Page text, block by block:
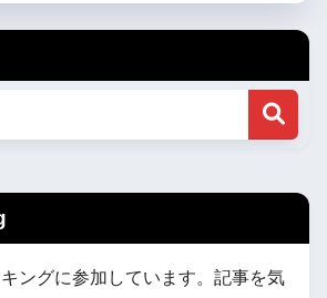
ングに参加しています。記事を気